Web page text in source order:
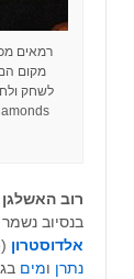
רמאים
מקום
לשחק
רוב האשלגן
בנסיוב
אלדוסטרון (Aldosterone) הוא הורמון הגורם ל
נתרן ומים